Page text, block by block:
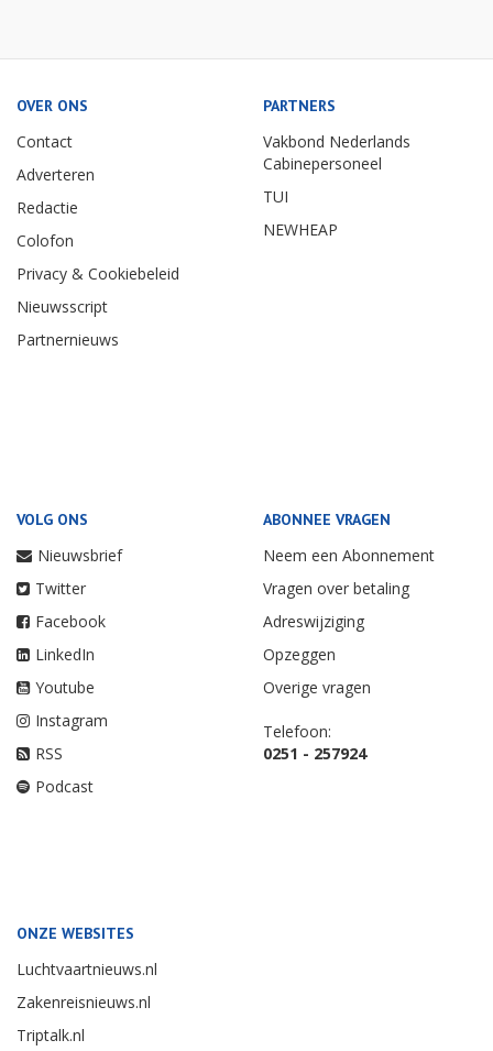
OVER ONS
Contact
Adverteren
Redactie
Colofon
Privacy & Cookiebeleid
Nieuwsscript
Partnernieuws
PARTNERS
Vakbond Nederlands
Cabinepersoneel
TUI
NEWHEAP
VOLG ONS
Nieuwsbrief
Twitter
Facebook
LinkedIn
Youtube
Instagram
RSS
Podcast
ABONNEE VRAGEN
Neem een Abonnement
Vragen over betaling
Adreswijziging
Opzeggen
Overige vragen
Telefoon:
0251 - 257924
ONZE WEBSITES
Luchtvaartnieuws.nl
Zakenreisnieuws.nl
Triptalk.nl